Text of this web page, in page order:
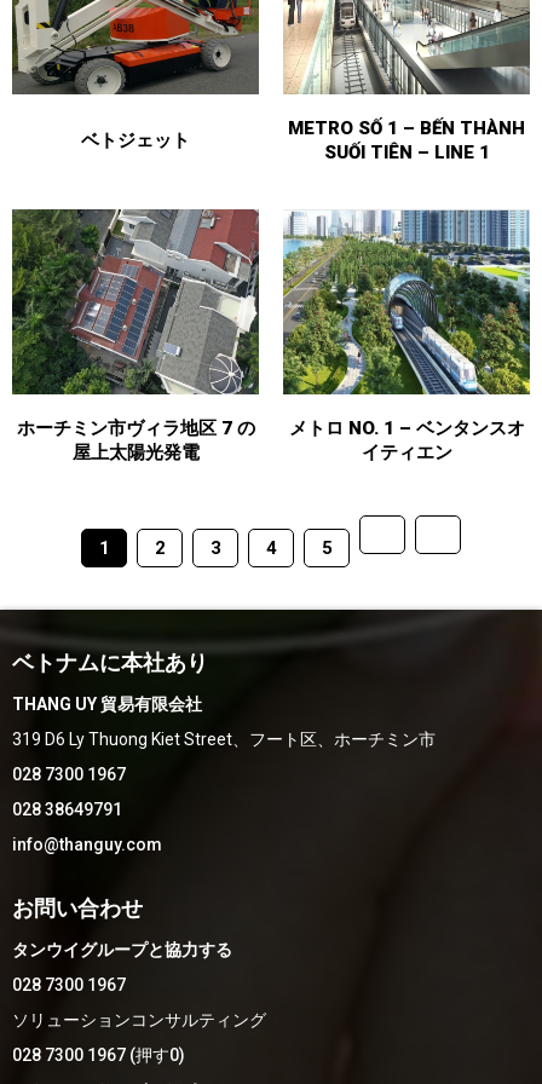
ベトジェット
METRO SỐ 1 – BẾN THÀNH
SUỐI TIÊN – LINE 1
ホーチミン市ヴィラ地区 7 の
屋上太陽光発電
メトロ NO. 1 – ベンタンスオ
イティエン
1 2 3 4 5
ベトナムに本社あり
THANG UY 貿易有限会社
319 D6 Ly Thuong Kiet Street、フート区、ホーチミン市
028 7300 1967
028 38649791
info@thanguy.com
お問い合わせ
タンウイグループと協力する
028 7300 1967
ソリューションコンサルティング
028 7300 1967 (押す0)